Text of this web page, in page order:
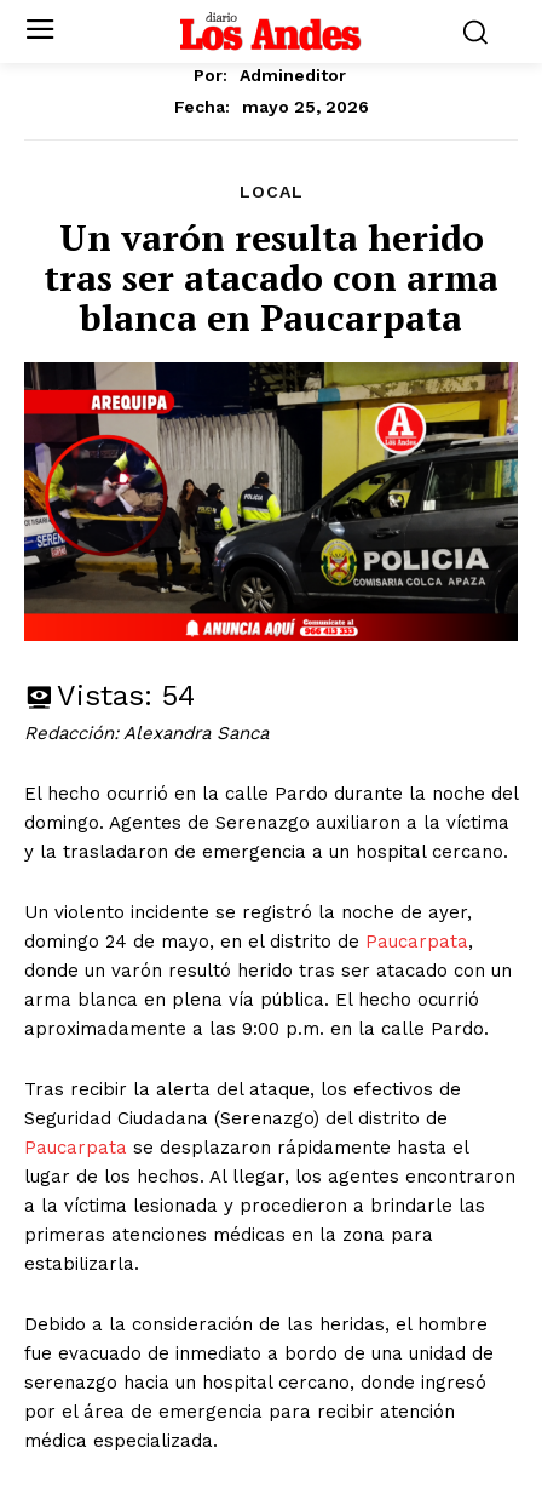
Por:
Admineditor
Fecha:
mayo 25, 2026
LOCAL
Un varón resulta herido
tras ser atacado con arma
blanca en Paucarpata
Vistas: 54
Redacción: Alexandra Sanca
El hecho ocurrió en la calle Pardo durante la noche del
domingo. Agentes de Serenazgo auxiliaron a la víctima
y la trasladaron de emergencia a un hospital cercano.
Un violento incidente se registró la noche de ayer,
domingo 24 de mayo, en el distrito de Paucarpata,
donde un varón resultó herido tras ser atacado con un
arma blanca en plena vía pública. El hecho ocurrió
aproximadamente a las 9:00 p.m. en la calle Pardo.
Tras recibir la alerta del ataque, los efectivos de
Seguridad Ciudadana (Serenazgo) del distrito de
Paucarpata se desplazaron rápidamente hasta el
lugar de los hechos. Al llegar, los agentes encontraron
a la víctima lesionada y procedieron a brindarle las
primeras atenciones médicas en la zona para
estabilizarla.
Debido a la consideración de las heridas, el hombre
fue evacuado de inmediato a bordo de una unidad de
serenazgo hacia un hospital cercano, donde ingresó
por el área de emergencia para recibir atención
médica especializada.